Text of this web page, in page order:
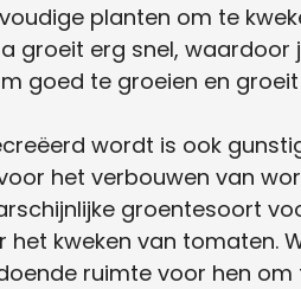
planten om te
groeit erg snel, waardoor
goed te groeien en
wordt is ook
het verbouwen van
groentesoort
kweken van tomaten.
ruimte voor hen om